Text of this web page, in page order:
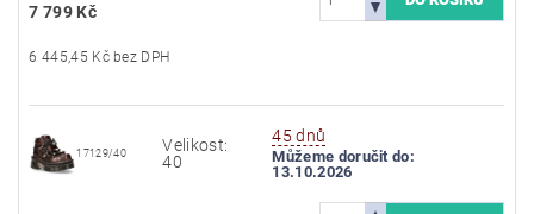
7 799 Kč
6 445,45 Kč bez DPH
17129/40
Velikost:
40
45 dnů
Můžeme doručit do:
13.10.2026